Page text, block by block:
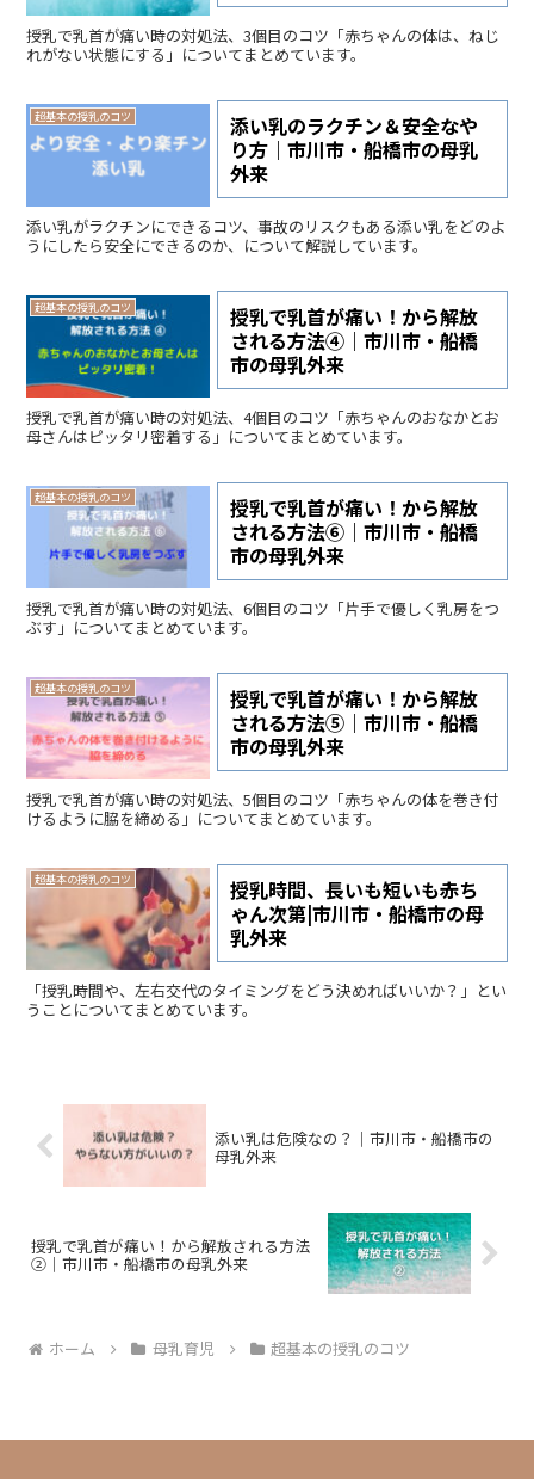
授乳で乳首が痛い時の対処法、3個目のコツ「赤ちゃんの体は、ねじ
れがない状態にする」についてまとめています。
超基本の授乳のコツ
添い乳のラクチン＆安全なや
り方｜市川市・船橋市の母乳
外来
添い乳がラクチンにできるコツ、事故のリスクもある添い乳をどのよ
うにしたら安全にできるのか、について解説しています。
超基本の授乳のコツ
授乳で乳首が痛い！から解放
される方法④｜市川市・船橋
市の母乳外来
授乳で乳首が痛い時の対処法、4個目のコツ「赤ちゃんのおなかとお
母さんはピッタリ密着する」についてまとめています。
超基本の授乳のコツ
授乳で乳首が痛い！から解放
される方法⑥｜市川市・船橋
市の母乳外来
授乳で乳首が痛い時の対処法、6個目のコツ「片手で優しく乳房をつ
ぶす」についてまとめています。
超基本の授乳のコツ
授乳で乳首が痛い！から解放
される方法⑤｜市川市・船橋
市の母乳外来
授乳で乳首が痛い時の対処法、5個目のコツ「赤ちゃんの体を巻き付
けるように脇を締める」についてまとめています。
超基本の授乳のコツ
授乳時間、長いも短いも赤ち
ゃん次第|市川市・船橋市の母
乳外来
「授乳時間や、左右交代のタイミングをどう決めればいいか？」とい
うことについてまとめています。
添い乳は危険なの？｜市川市・船橋市の
母乳外来
授乳で乳首が痛い！から解放される方法
②｜市川市・船橋市の母乳外来
ホーム 母乳育児 超基本の授乳のコツ